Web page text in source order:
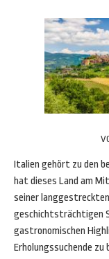
Italien gehört zu den
hat dieses Land am
seiner
geschichtsträchtigen
gastronomischen
Erholungssuchende